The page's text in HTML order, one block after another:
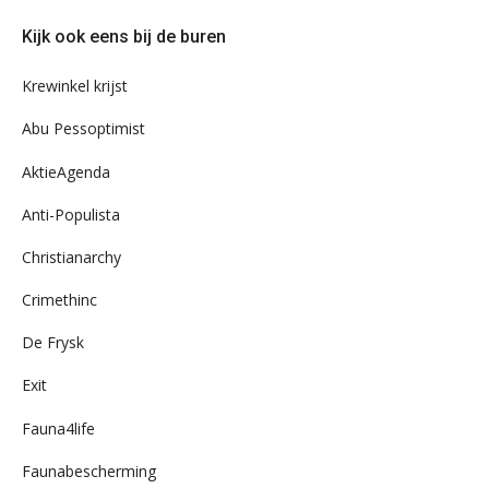
ons
Kijk ook eens bij de buren
Krewinkel krijst
Abu Pessoptimist
AktieAgenda
Anti-Populista
Christianarchy
Crimethinc
De Frysk
Exit
Fauna4life
Faunabescherming